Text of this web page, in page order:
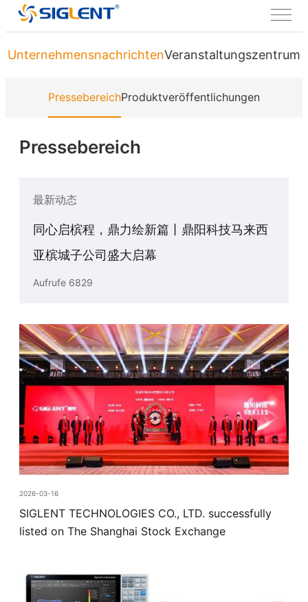
UnternehmensnachrichtenVeranstaltungszentrum
PressebereichProduktveröffentlichungen
Pressebereich
最新动态
同心启槟程，鼎力绘新篇丨鼎阳科技马来西
亚槟城子公司盛大启幕
Aufrufe 6829
2026-03-16
SIGLENT TECHNOLOGIES CO., LTD. successfully
listed on The Shanghai Stock Exchange